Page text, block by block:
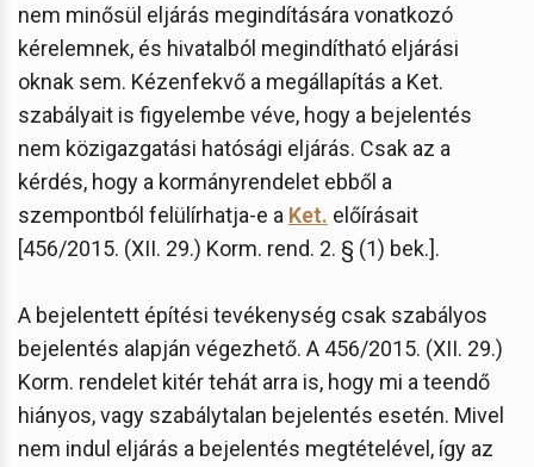
nem minősül eljárás megindítására vonatkozó
kérelemnek, és hivatalból megindítható eljárási
oknak sem. Kézenfekvő a megállapítás a Ket.
szabályait is figyelembe véve, hogy a bejelentés
nem közigazgatási hatósági eljárás. Csak az a
kérdés, hogy a kormányrendelet ebből a
szempontból felülírhatja-e a Ket. előírásait
[456/2015. (XII. 29.) Korm. rend. 2. § (1) bek.].
A bejelentett építési tevékenység csak szabályos
bejelentés alapján végezhető. A 456/2015. (XII. 29.)
Korm. rendelet kitér tehát arra is, hogy mi a teendő
hiányos, vagy szabálytalan bejelentés esetén. Mivel
nem indul eljárás a bejelentés megtételével, így az